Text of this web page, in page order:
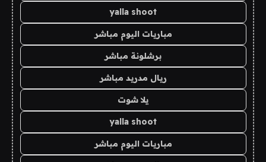
yalla shoot
مباريات اليوم مباشر
برشلونة مباشر
ريال مدريد مباشر
يلا شوت
yalla shoot
مباريات اليوم مباشر